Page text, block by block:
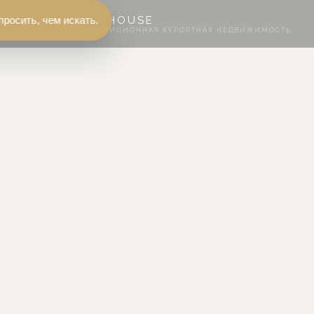
FLЭTHOUSE
ИНВЕСТИЦИОННАЯ КУРОРТНАЯ НЕДВИЖИМОСТЬ
чем искать.